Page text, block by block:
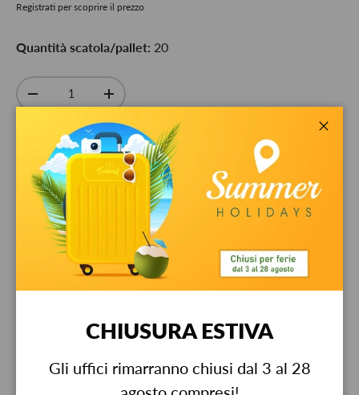
Registrati per scoprire il prezzo
Quantità scatola/pallet: 20
Q.tà
-
+
Ritiro disponibile pressoBestit srl
Di solito pronto in 24 ore
Visualizza informazioni sul negozio
Garanzia
CHIUSURA ESTIVA
Gli uffici rimarranno chiusi dal 3 al 28